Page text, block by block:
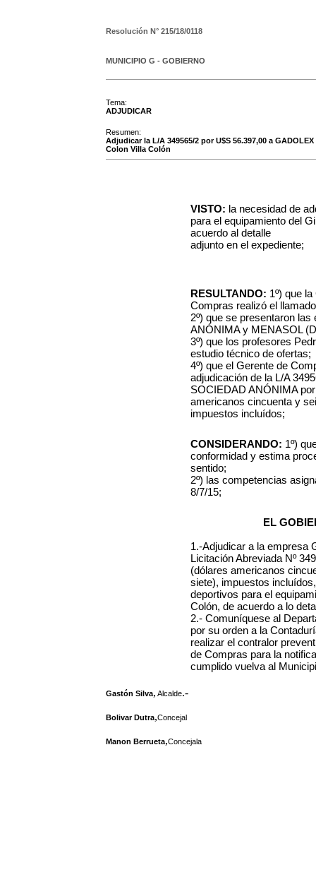
Resolución N° 215/18/0118
MUNICIPIO G - GOBIERNO
Tema:
ADJUDICAR
Resumen:
Adjudicar la L/A 349565/2 por U$S 56.397,00 a
Colon Villa Colón
VISTO: la necesidad de
para el equipamiento del
acuerdo al detalle
adjunto en el expediente;
RESULTANDO: 1º) que
Compras realizó el
2º) que se presentaron
ANÓNIMA y MENASOL
3º) que los profesores
estudio técnico de ofertas;
4º) que el Gerente de
adjudicación de la L/A
SOCIEDAD ANÓNIMA
americanos cincuenta y
impuestos incluídos;
CONSIDERANDO: 1º)
conformidad y estima
sentido;
2º) las competencias
8/7/15;
EL
1.-Adjudicar a la empresa
Licitación Abreviada Nº
(dólares americanos
siete), impuestos
deportivos para el
Colón, de acuerdo a lo
2.- Comuníquese al
por su orden a la
realizar el contralor
de Compras para la
cumplido vuelva al
Gastón Silva, Alcalde.-
Bolivar Dutra,Concejal
Manon Berrueta,Concejala